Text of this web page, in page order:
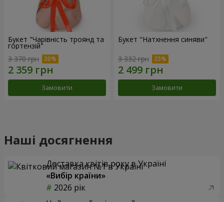
Букет "Чарівність троянд та
гортензій"
3 370 грн
Замовити
Букет "Натхнення синяви"
3 332 грн
Замовити
Наші досягнення
Доставка квітів року в Україні
«Вибір країни»
2026 рік